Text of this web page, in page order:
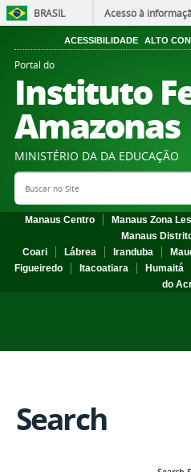
BRASIL Acesso à
ACESSIBILIDADE ALTO
Portal do
Instituto
Amazonas
MINISTÉRIO DA DA EDUCAÇÃO
Search Site
Manaus Centro Manaus Zona
Manaus
Coari
Lábrea Iranduba
Figueiredo
Itacoatiara Humaitá
do
Search